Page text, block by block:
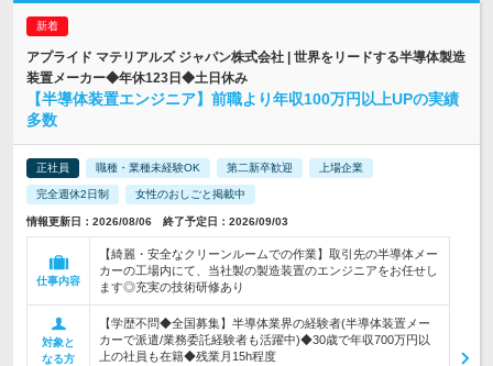
アプライド マテリアルズ ジャパン株式会社 | 世界をリードする半導体製造
装置メーカー◆年休123日◆土日休み
【半導体装置エンジニア】前職より年収100万円以上UPの実績
多数
正社員 職種・業種未経験OK 第二新卒歓迎 上場企業
完全週休2日制 女性のおしごと掲載中
情報更新日：2026/08/06 終了予定日：2026/09/03
仕事内容
【綺麗・安全なクリーンルームでの作業】取引先の半導体メー
カーの工場内にて、当社製の製造装置のエンジニアをお任せし
ます◎充実の技術研修あり
対象と
なる方
【学歴不問◆全国募集】半導体業界の経験者(半導体装置メー
カーで派遣/業務委託経験者も活躍中)◆30歳で年収700万円以
上の社員も在籍◆残業月15h程度